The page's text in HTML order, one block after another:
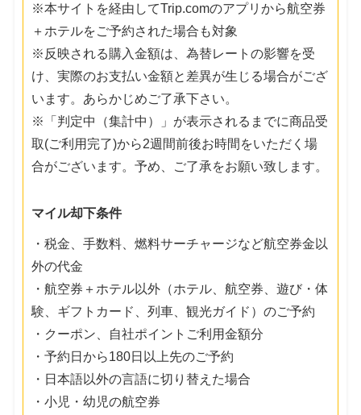
※本サイトを経由してTrip.comのアプリから航空券
＋ホテルをご予約された場合も対象
※反映される購入金額は、為替レートの影響を受
け、実際のお支払い金額と差異が生じる場合がござ
います。あらかじめご了承下さい。
※「判定中（集計中）」が表示されるまでに商品受
取(ご利用完了)から2週間前後お時間をいただく場
合がございます。予め、ご了承をお願い致します。
マイル却下条件
・税金、手数料、燃料サーチャージなど航空券金以
外の代金
・航空券＋ホテル以外（ホテル、航空券、遊び・体
験、ギフトカード、列車、観光ガイド）のご予約
・クーポン、自社ポイントご利用金額分
・予約日から180日以上先のご予約
・日本語以外の言語に切り替えた場合
・小児・幼児の航空券